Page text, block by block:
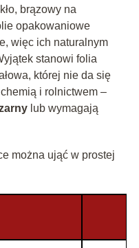
brązowy na
opakowaniowe
więc ich naturalnym
stanowi folia
której nie da się
i rolnictwem –
lub wymagają
można ująć w prostej